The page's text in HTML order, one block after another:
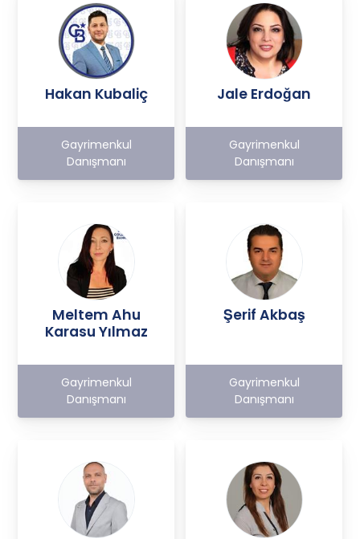
Hakan Kubaliç
Gayrimenkul
Danışmanı
Jale Erdoğan
Gayrimenkul
Danışmanı
Meltem Ahu
Karasu Yılmaz
Gayrimenkul
Danışmanı
Şerif Akbaş
Gayrimenkul
Danışmanı